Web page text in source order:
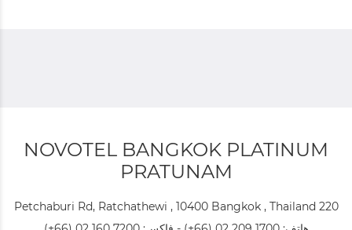
NOVOTEL BANGKOK PLATINUM
PRATUNAM
220 Petchaburi Rd, Ratchathewi , 10400 Bangkok , Thailand